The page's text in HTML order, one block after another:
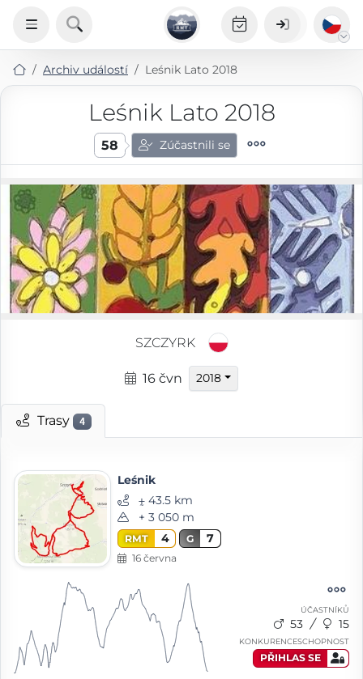
Archiv událostí Leśnik Lato 2018
Leśnik Lato 2018
58 Zúčastnili se
SZCZYRK
16 čvn 2018
Trasy 4
Leśnik
⨦ 43.5 km
+ 3 050 m
RMT 4 G 7
16 června
ÚČASTNÍKŮ
53 15
KONKURENCESCHOPNOST
PŘIHLAS SE